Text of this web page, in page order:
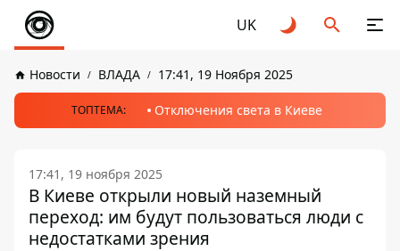
UK
Новости ВЛАДА 17:41, 19 Ноября 2025
ТОПТЕМА: Отключения света в Киеве
17:41, 19 ноября 2025
В Киеве открыли новый наземный
переход: им будут пользоваться люди с
недостатками зрения